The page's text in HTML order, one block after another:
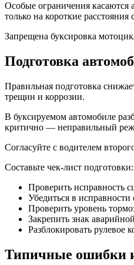
Особые ограничения касаются
только на короткие
Запрещена буксировка
Подготовка
Правильная подготовка
трещин и коррозии.
В буксируемом автомобиле
критично — неправильный
Согласуйте с водителем
Составьте чек-лист подготовки:
Проверить исправность
Убедиться в
Проверить уровень
Закрепить знак
Разблокировать рулевое
Типичные ошибки